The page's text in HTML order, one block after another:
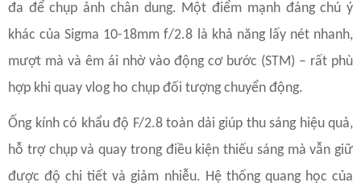
đa để chụp ảnh chân dung. Một điểm mạnh đáng chú ý
khác của Sigma 10-18mm f/2.8 là khả năng lấy nét nhanh,
mượt mà và êm ái nhờ vào động cơ bước (STM) – rất phù
hợp khi quay vlog ho chụp đối tượng chuyển động.
Ống kính có khẩu độ F/2.8 toàn dải giúp thu sáng hiệu quả,
hỗ trợ chụp và quay trong điều kiện thiếu sáng mà vẫn giữ
được độ chi tiết và giảm nhiễu. Hệ thống quang học của